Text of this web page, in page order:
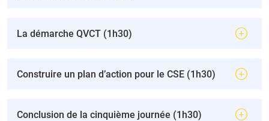
La démarche QVCT (1h30)
Construire un plan d’action pour le CSE (1h30)
Conclusion de la cinquième journée (1h30)